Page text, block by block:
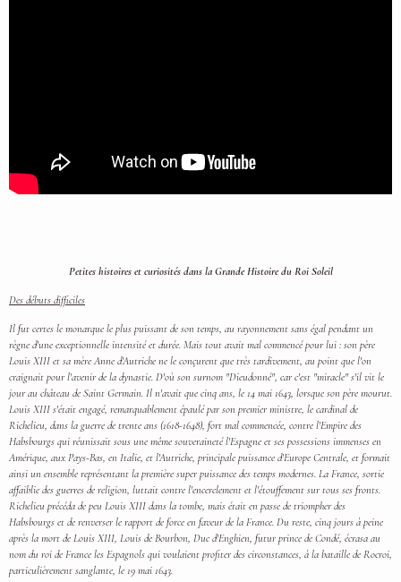
Petites histoires et curiosités dans la Grande Histoire du Roi Soleil
Des débuts difficiles
Il fut certes le monarque le plus puissant de son temps, au rayonnement sans égal pendant un
règne d'une exceptionnelle intensité et durée. Mais tout avait mal commencé pour lui : son père
Louis XIII et sa mère Anne d'Autriche ne le conçurent que très tardivement, au point que l'on
craignait pour l'avenir de la dynastie. D'où son surnom "Dieudonné", car c'est "miracle" s'il vit le
jour au château de Saint Germain. Il n'avait que cinq ans, le 14 mai 1643, lorsque son père mourut.
Louis XIII s'était engagé, remarquablement épaulé par son premier ministre, le cardinal de
Richelieu, dans la guerre de trente ans (1618-1648), fort mal commencée, contre l'Empire des
Habsbourgs qui réunissait sous une même souveraineté l'Espagne et ses possessions immenses en
Amérique, aux Pays-Bas, en Italie, et l'Autriche, principale puissance d'Europe Centrale, et formait
ainsi un ensemble représentant la première super puissance des temps modernes. La France, sortie
affaiblie des guerres de religion, luttait contre l'encerclement et l'étouffement sur tous ses fronts.
Richelieu précéda de peu Louis XIII dans la tombe, mais était en passe de triompher des
Habsbourgs et de renverser le rapport de force en faveur de la France. Du reste, cinq jours à peine
après la mort de Louis XIII, Louis de Bourbon, Duc d'Enghien, futur prince de Condé, écrasa au
nom du roi de France les Espagnols qui voulaient profiter des circonstances, à la bataille de Rocroi,
particulièrement sanglante, le 19 mai 1643.